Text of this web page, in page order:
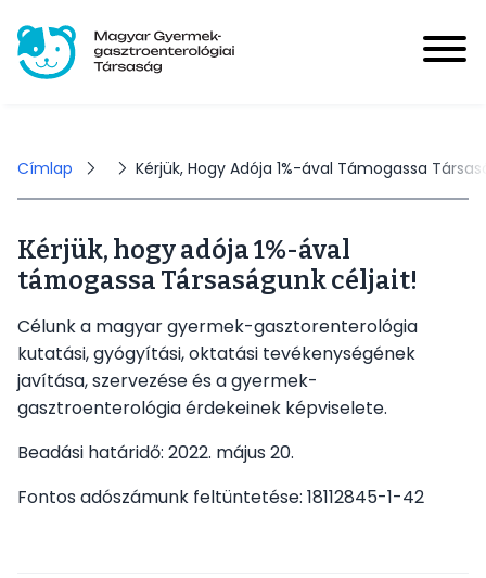
tartalomra
menu
Bejelentkezés
Main
navigation
Hírek
Események
Tagoknak
Morzsa
Címlap Kérjük, Hogy Adója 1%-ával Támogassa
Kérjük, hogy adója 1%-ával
támogassa Társaságunk céljait!
Célunk a magyar gyermek-gasztorenterológia
kutatási, gyógyítási, oktatási tevékenységének
javítása, szervezése és a gyermek-
gasztroenterológia érdekeinek képviselete.
Beadási határidő: 2022. május 20.
Fontos adószámunk feltüntetése: 18112845-1-42